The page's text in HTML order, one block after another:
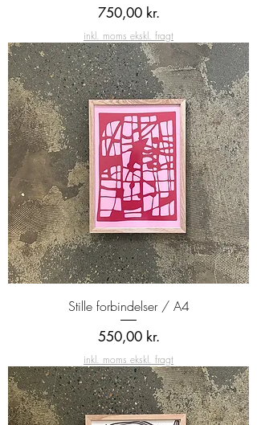
Pris
750,00 kr.
inkl. moms ekskl. fragt
Stille forbindelser / A4
Pris
550,00 kr.
inkl. moms ekskl. fragt